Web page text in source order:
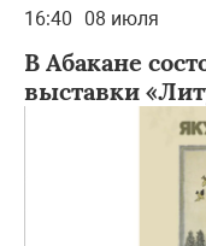
16:40 08 июля
В Абакане
выставки